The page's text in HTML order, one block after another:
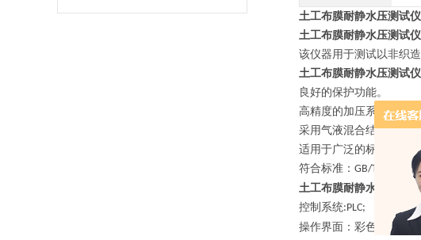
土工布膜耐静水压测试仪
土工布膜耐静水压测试仪
该仪器用于测试以非织
土工布膜耐静水压测试仪
良好的保护功能。
高精度的加压系统。
采用气液混合结构，确
适用于广泛的标准。
符合标准： GB/T19979 和
土工布膜耐静水压测试
控制系统:PLC;
操作界面：彩色
寸触摸